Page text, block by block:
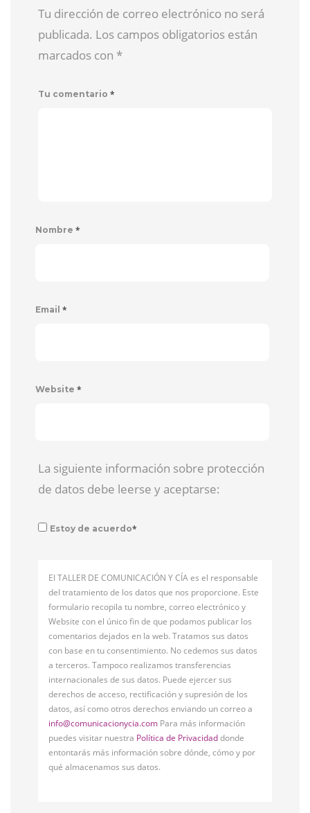
Tu dirección de correo electrónico no será
publicada. Los campos obligatorios están
marcados con *
Tu comentario *
Nombre *
Email *
Website *
La siguiente información sobre protección
de datos debe leerse y aceptarse:
Estoy de acuerdo*
El TALLER DE COMUNICACIÓN Y CÍA es el responsable
del tratamiento de los datos que nos proporcione. Este
formulario recopila tu nombre, correo electrónico y
Website con el único fin de que podamos publicar los
comentarios dejados en la web. Tratamos sus datos
con base en tu consentimiento. No cedemos sus datos
a terceros. Tampoco realizamos transferencias
internacionales de sus datos. Puede ejercer sus
derechos de acceso, rectificación y supresión de los
datos, así como otros derechos enviando un correo a
info@comunicacionycia.com Para más información
puedes visitar nuestra Política de Privacidaddonde
entontarás más información sobre dónde, cómo y por
qué almacenamos sus datos.